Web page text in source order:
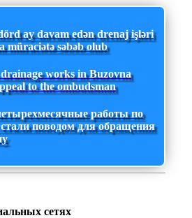
ay davam edən drenaj işləri
müraciətə səbəb olub
works in Buzovna
to the ombudsman
работы по
поводом для обращения
сетях